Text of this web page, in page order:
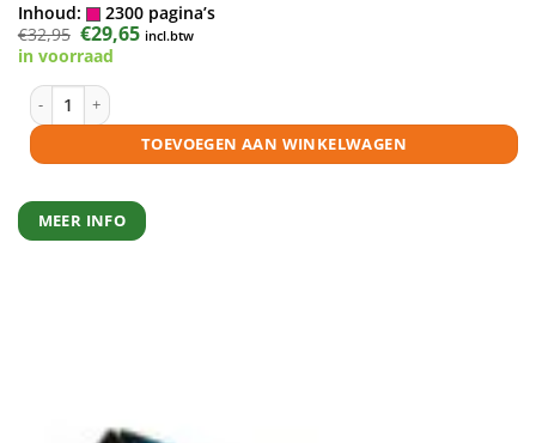
Inhoud:
2300 pagina’s
€32,95 Oorspronkelijke
prijs
was:
€29,65Huidige
prijs
incl.btw
in voorraad
Canon 054H toner magenta huismerk aantal
TOEVOEGEN AAN WINKELWAGEN
MEER INFO